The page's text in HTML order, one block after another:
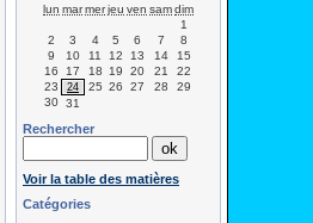
lun marmerjeu ven samdim
1
2
3 4 5 6 7
8
9
10 11 12 13 14
15
16
17 18 19 20 21
22
23
24 25 26 27 28
29
30 31
Rechercher
Voir la table des matières
Catégories